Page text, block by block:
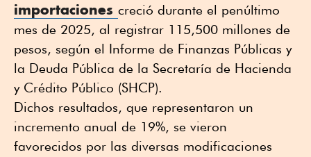
importaciones creció durante el penúltimo
mes de 2025, al registrar 115,500 millones de
pesos, según el Informe de Finanzas Públicas y
la Deuda Pública de la Secretaría de Hacienda
y Crédito Público (SHCP).
Dichos resultados, que representaron un
incremento anual de 19%, se vieron
favorecidos por las diversas modificaciones